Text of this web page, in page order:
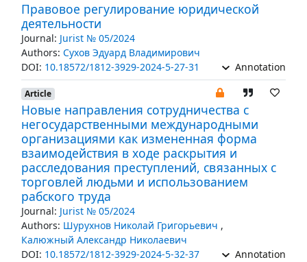
Правовое регулирование юридической
деятельности
Journal: Jurist № 05/2024
Authors: Сухов Эдуард Владимирович
DOI: 10.18572/1812-3929-2024-5-27-31 Annotation
Article
Новые направления сотрудничества с
негосударственными международными
организациями как измененная форма
взаимодействия в ходе раскрытия и
расследования преступлений, связанных с
торговлей людьми и использованием
рабского труда
Journal: Jurist № 05/2024
Authors: Шурухнов Николай Григорьевич ,
Калюжный Александр Николаевич
DOI: 10.18572/1812-3929-2024-5-32-37 Annotation